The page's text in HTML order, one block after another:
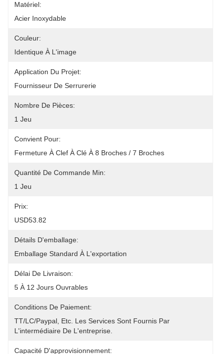
Matériel:
Acier Inoxydable
Couleur:
Identique À L'image
Application Du Projet:
Fournisseur De Serrurerie
Nombre De Pièces:
1 Jeu
Convient Pour:
Fermeture À Clef À Clé À 8 Broches / 7 Broches
Quantité De Commande Min:
1 Jeu
Prix:
USD53.82
Détails D'emballage:
Emballage Standard À L'exportation
Délai De Livraison:
5 À 12 Jours Ouvrables
Conditions De Paiement:
TT/LC/paypal, Etc. Les Services Sont Fournis Par
L'intermédiaire De L'entreprise.
Capacité D'approvisionnement: